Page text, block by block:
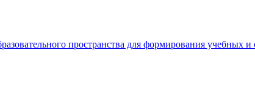
пространства для формирования учебных